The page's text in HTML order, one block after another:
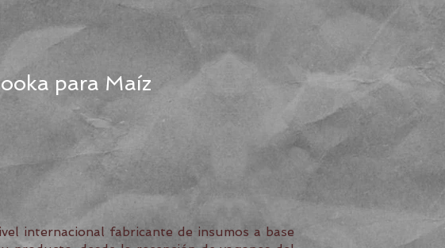
para Maíz
internacional fabricante de insumos a base